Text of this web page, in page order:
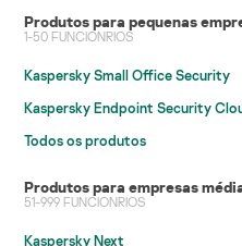
Produtos para pequenas
1-50 FUNCIONRIOS
Kaspersky Small Office Security
Kaspersky Endpoint Security
Todos os produtos
Produtos para empresas
51-999 FUNCIONRIOS
Kaspersky Next